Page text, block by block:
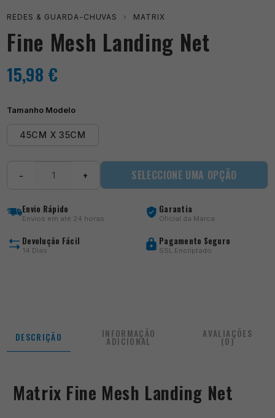
REDES & GUARDA-CHUVAS › MATRIX
Fine Mesh Landing Net
15,98 €
Tamanho Modelo
45CM X 35CM
Landing
Net
− + SELECCIONE UMA OPÇÃO
Envio Rápido
Envios em até 24 horas
Garantia
Oficial da Marca
Devolução Fácil
14 Dias
Pagamento Seguro
SSL Encriptado
DESCRIÇÃO INFORMAÇÃO
ADICIONAL
AVALIAÇÕES
(0)
Matrix Fine Mesh Landing Net